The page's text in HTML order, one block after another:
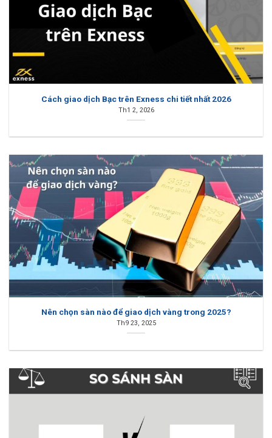
Cách giao dịch Bạc trên Exness chi tiết nhất 2026
Th1 2, 2026
Nên chọn sàn nào để giao dịch vàng trong 2025?
Th9 23, 2025